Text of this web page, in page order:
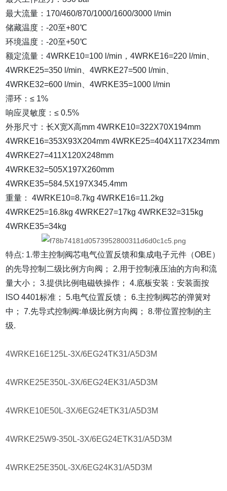
最大流量：170/460/870/1000/1600/3000 l/min
储藏温度：-20至+80℃
环境温度：-20至+50℃
额定流量：4WRKE10=100 l/min，4WRKE16=220 l/min、
4WRKE25=350 l/min、4WRKE27=500 l/min、
4WRKE32=600 l/min、4WRKE35=1000 l/min
滞环：≤ 1%
响应灵敏度：≤ 0.5%
外形尺寸：长X宽X高mm 4WRKE10=322X70X194mm
4WRKE16=353X93X204mm 4WRKE25=404X117X234mm
4WRKE27=411X120X248mm
4WRKE32=505X197X260mm
4WRKE35=584.5X197X345.4mm
重量： 4WRKE10=8.7kg 4WRKE16=11.2kg
4WRKE25=16.8kg 4WRKE27=17kg 4WRKE32=315kg
4WRKE35=34kg
特点: 1.带主控制阀芯电气位置反馈和集成电子元件（OBE）
的先导控制二级比例方向阀； 2.用于控制液压油的方向和流
量大小； 3.提供比例电磁铁操作； 4.底板安装：安装面按
ISO 4401标准； 5.电气位置反馈； 6.主控制阀芯的弹簧对
中； 7.先导式控制阀:单级比例方向阀； 8.带位置控制的主
级.
4WRKE16E125L-3X/6EG24TK31/A5D3M
4WRKE25E350L-3X/6EG24EK31/A5D3M
4WRKE10E50L-3X/6EG24ETK31/A5D3M
4WRKE25W9-350L-3X/6EG24ETK31/A5D3M
4WRKE25E350L-3X/6EG24K31/A5D3M